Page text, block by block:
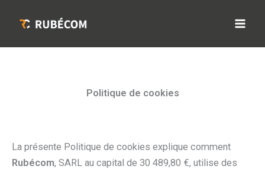
Politique de cookies
La présente Politique de cookies explique comment
Rubécom, SARL au capital de 30 489,80 €, utilise des